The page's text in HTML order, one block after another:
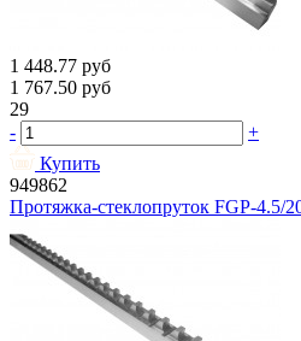
1 448.77 руб
1 767.50 руб
29
-
+
Купить
949862
Протяжка-стеклопруток FGP-4.5/